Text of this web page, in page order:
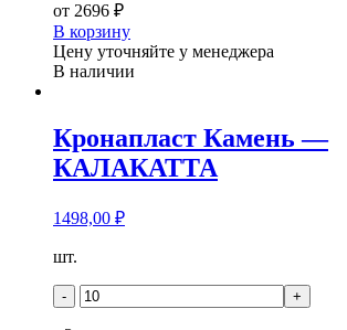
от 2696 ₽
В корзину
Цену уточняйте у менеджера
В наличии
Кронапласт Камень —
КАЛАКАТТА
1498,00 ₽
Количество
Кронапласт
шт.
- +